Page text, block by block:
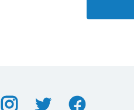
InstagramTwitterFacebook